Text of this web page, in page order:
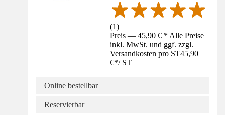
(1)
Preis — 45,90 € * Alle Preise
inkl. MwSt. und ggf. zzgl.
Versandkosten pro ST45,90
€*/ ST
Online bestellbar
Reservierbar